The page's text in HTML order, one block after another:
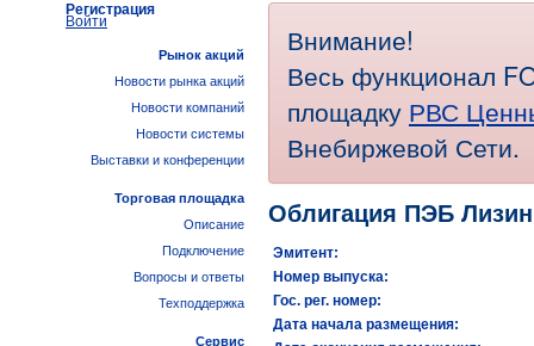
Внимание!
Весь функционал
площадку РВС
Внебиржевой Сети.
Облигация ПЭБ
Эмитент:
Номер выпуска:
Гос. рег. номер:
Дата начала размещения:
Регистрация
Войти
Рынок акций
Новости рынка акций
Новости компаний
Новости системы
Выставки и конференции
Торговая площадка
Описание
Подключение
Вопросы и ответы
Техподдержка
Сервис